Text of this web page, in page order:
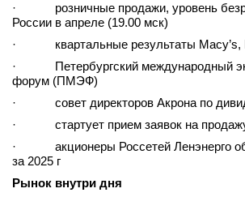
· розничные продажи, уровень
России в апреле (19.00 мск)
· квартальные результаты Macy’s,
· Петербургский международный
форум (ПМЭФ)
· совет директоров Акрона по
· стартует прием заявок на
· акционеры Россетей Ленэнерго
за 2025 г
Рынок внутри дня